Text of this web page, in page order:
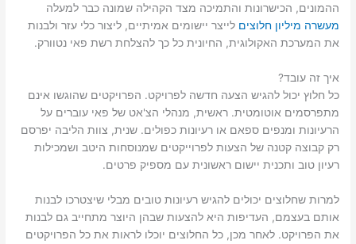
ההמונים, הכישרונות והתמיכה מצד הקהילה שמונה כבר למעלה
מעשרה מיליון חלוצים לייצר יישומים אמיתיים, ליצור כלי עזר ולבנות
את המערכת האקולוגית, החיונית כל כך להצלחת רשת פאי נטוורק.
איך זה עובד?
כל חלוץ יכול להגיש הצעה חדשה לפרויקט. הפרויקטים שהוגשו אינם
מתפרסמים אוטומטית. ראשית, מנהלי הצ'אט של פאי עוברים על
הרעיונות ומנפים ספאם או רעיונות כפולים. שנית, צוות הליבה יפרסם
רק קבוצה קטנה של הצעות לפרוייקטים שמנוסחות היטב ושמכילות
רעיון טוב ותכנית יישום ראשונית עם מספיק פרטים.
למרות שחלוצים יכולים להגיש רעיונות טובים מבלי שיצטרכו לבנות
אותם בעצמם, העדיפות היא להצעות שבהן היוצר מתחייב גם לבנות
את הפרויקט. לאחר מכן, כל החלוצים יוכלו לראות את כל הפרויקטים